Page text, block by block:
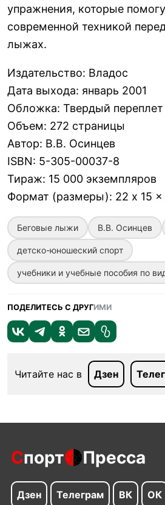
упражнения, которые
современной техникой
лыжах.
Издательство: Владос
Дата выхода: январь 2001
Обложка: Твердый переплет
Объем: 272 страницы
Автор: В.В. Осинцев
ISBN: 5-305-00037-8
Тираж: 15 000 экземпляров
Формат (размеры): 22 x 15 x
Беговые лыжи В.В. Осинцев
детско-юношеский спорт
учебники и учебные пособия по
ПОДЕЛИТЕСЬ С ДРУГИМИ
Читайте нас в Дзен
Спорт Пресса
Дзен Телеграм ВК ОК